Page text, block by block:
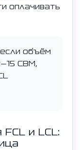
оплачивать
если объём
CBM,
и LCL: